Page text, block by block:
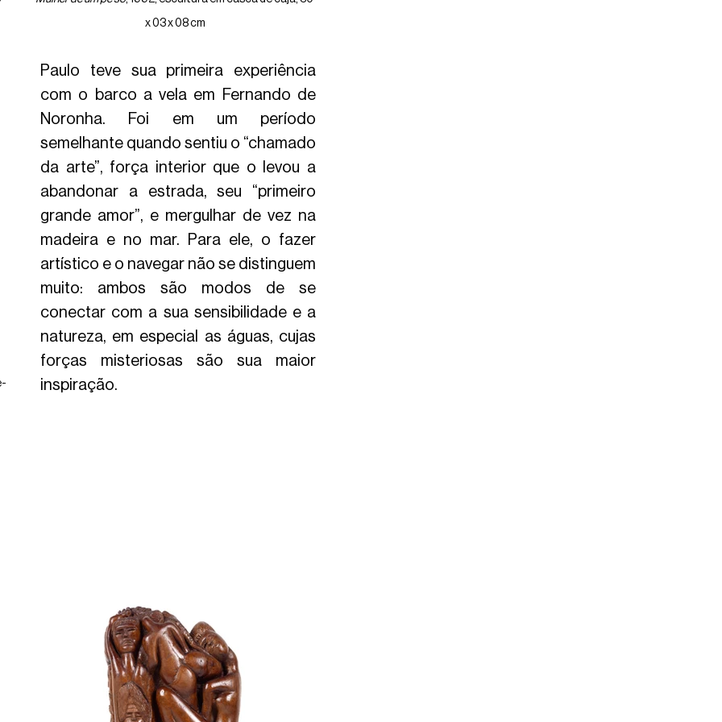
x 03 x 08 cm
Paulo teve sua primeira experiência
com o barco a vela em Fernando de
Noronha. Foi em um período
semelhante quando sentiu o “chamado
da arte”, força interior que o levou a
abandonar a estrada, seu “primeiro
grande amor”, e mergulhar de vez na
madeira e no mar. Para ele, o fazer
artístico e o navegar não se distinguem
muito: ambos são modos de se
conectar com a sua sensibilidade e a
natureza, em especial as águas, cujas
forças misteriosas são sua maior
inspiração.